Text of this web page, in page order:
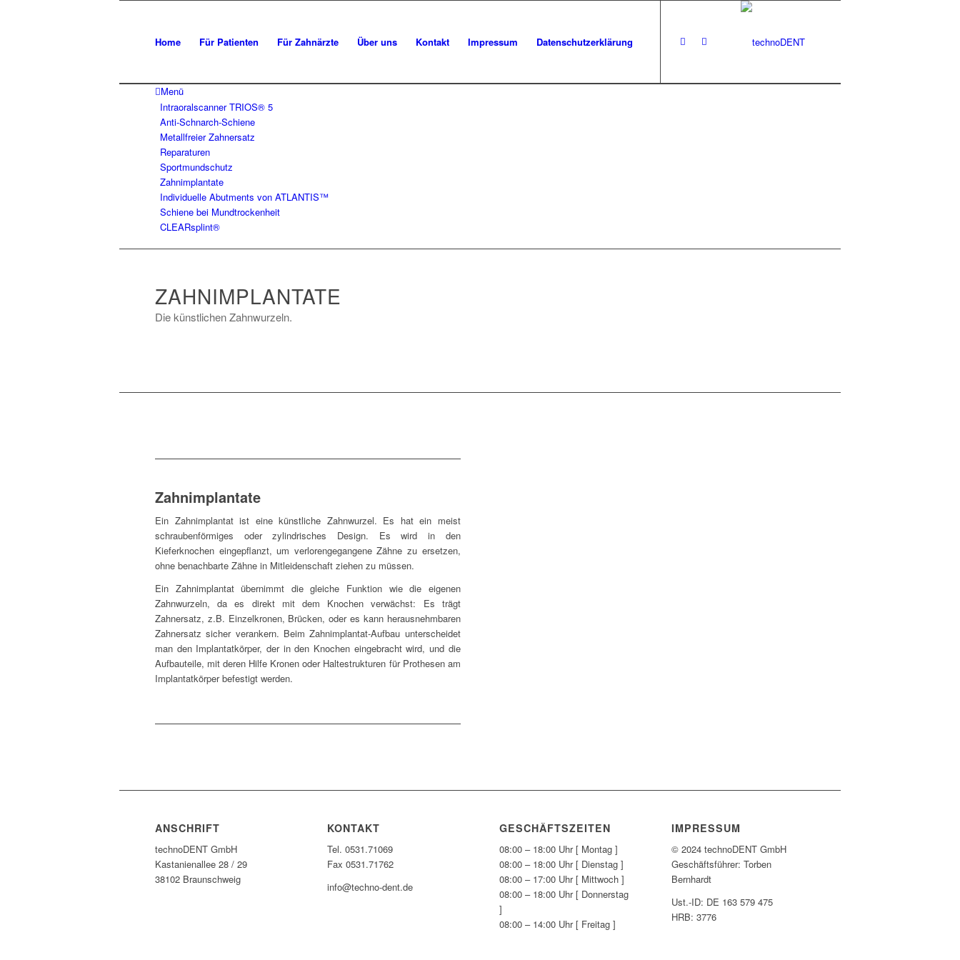
Home Für Patienten Für Zahnärzte Über uns Kontakt Impressum Datenschutzerklärung
Menü
Intraoralscanner TRIOS® 5
Anti-Schnarch-Schiene
Metallfreier Zahnersatz
Reparaturen
Sportmundschutz
Zahnimplantate
Individuelle Abutments von ATLANTIS™
Schiene bei Mundtrockenheit
CLEARsplint®
ZAHNIMPLANTATE
Die künstlichen Zahnwurzeln.
Zahnimplantate
Ein Zahnimplantat ist eine künstliche Zahnwurzel. Es hat ein meist
schraubenförmiges oder zylindrisches Design. Es wird in den
Kieferknochen eingepflanzt, um verlorengegangene Zähne zu ersetzen,
ohne benachbarte Zähne in Mitleidenschaft ziehen zu müssen.
Ein Zahnimplantat übernimmt die gleiche Funktion wie die eigenen
Zahnwurzeln, da es direkt mit dem Knochen verwächst: Es trägt
Zahnersatz, z.B. Einzelkronen, Brücken, oder es kann herausnehmbaren
Zahnersatz sicher verankern. Beim Zahnimplantat-Aufbau unterscheidet
man den Implantatkörper, der in den Knochen eingebracht wird, und die
Aufbauteile, mit deren Hilfe Kronen oder Haltestrukturen für Prothesen am
Implantatkörper befestigt werden.
ANSCHRIFT
technoDENT GmbH
Kastanienallee 28 / 29
38102 Braunschweig
KONTAKT
Tel. 0531.71069
Fax 0531.71762
info@techno-dent.de
GESCHÄFTSZEITEN
08:00 – 18:00 Uhr [ Montag ]
08:00 – 18:00 Uhr [ Dienstag ]
08:00 – 17:00 Uhr [ Mittwoch ]
08:00 – 18:00 Uhr [ Donnerstag
]
08:00 – 14:00 Uhr [ Freitag ]
IMPRESSUM
© 2024 technoDENT GmbH
Geschäftsführer: Torben
Bernhardt
Ust.-ID: DE 163 579 475
HRB: 3776